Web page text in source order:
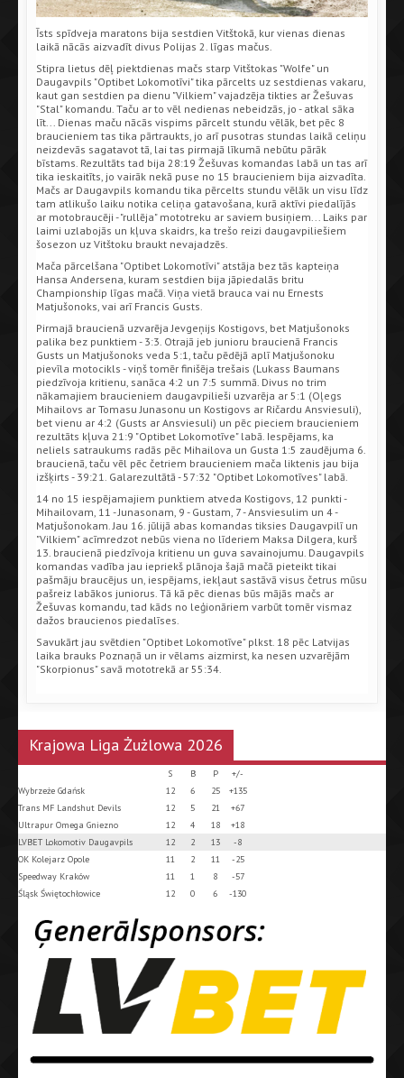
Īsts spīdveja maratons bija sestdien Vitštokā, kur vienas dienas
laikā nācās aizvadīt divus Polijas 2. līgas mačus.
Stipra lietus dēļ piektdienas mačs starp Vitštokas "Wolfe" un
Daugavpils "Optibet Lokomotīvi" tika pārcelts uz sestdienas vakaru,
kaut gan sestdien pa dienu "Vilkiem" vajadzēja tikties ar Žešuvas
"Stal" komandu. Taču ar to vēl nedienas nebeidzās, jo - atkal sāka
līt... Dienas maču nācās vispims pārcelt stundu vēlāk, bet pēc 8
braucieniem tas tika pārtraukts, jo arī pusotras stundas laikā celiņu
neizdevās sagatavot tā, lai tas pirmajā līkumā nebūtu pārāk
bīstams. Rezultāts tad bija 28:19 Žešuvas komandas labā un tas arī
tika ieskaitīts, jo vairāk nekā puse no 15 braucieniem bija aizvadīta.
Mačs ar Daugavpils komandu tika pērcelts stundu vēlāk un visu līdz
tam atlikušo laiku notika celiņa gatavošana, kurā aktīvi piedalījās
ar motobraucēji - "rullēja" mototreku ar saviem busiņiem... Laiks par
laimi uzlabojās un kļuva skaidrs, ka trešo reizi daugavpiliešiem
šosezon uz Vitštoku braukt nevajadzēs.
Mača pārcelšana "Optibet Lokomotīvi" atstāja bez tās kapteiņa
Hansa Andersena, kuram sestdien bija jāpiedalās britu
Championship līgas mačā. Viņa vietā brauca vai nu Ernests
Matjušonoks, vai arī Francis Gusts.
Pirmajā braucienā uzvarēja Jevgeņijs Kostigovs, bet Matjušonoks
palika bez punktiem - 3:3. Otrajā jeb junioru braucienā Francis
Gusts un Matjušonoks veda 5:1, taču pēdējā aplī Matjušonoku
pievīla motocikls - viņš tomēr finišēja trešais (Lukass Baumans
piedzīvoja kritienu, sanāca 4:2 un 7:5 summā. Divus no trim
nākamajiem braucieniem daugavpilieši uzvarēja ar 5:1 (Oļegs
Mihailovs ar Tomasu Junasonu un Kostigovs ar Ričardu Ansviesuli),
bet vienu ar 4:2 (Gusts ar Ansviesuli) un pēc pieciem braucieniem
rezultāts kļuva 21:9 "Optibet Lokomotīve" labā. Iespējams, ka
neliels satraukums radās pēc Mihailova un Gusta 1:5 zaudējuma 6.
braucienā, taču vēl pēc četriem braucieniem mača liktenis jau bija
izšķirts - 39:21. Galarezultātā - 57:32 "Optibet Lokomotīves" labā.
14 no 15 iespējamajiem punktiem atveda Kostigovs, 12 punkti -
Mihailovam, 11 - Junasonam, 9 - Gustam, 7 - Ansviesulim un 4 -
Matjušonokam. Jau 16. jūlijā abas komandas tiksies Daugavpilī un
"Vilkiem" acīmredzot nebūs viena no līderiem Maksa Dilgera, kurš
13. braucienā piedzīvoja kritienu un guva savainojumu. Daugavpils
komandas vadība jau iepriekš plānoja šajā mačā pieteikt tikai
pašmāju braucējus un, iespējams, iekļaut sastāvā visus četrus mūsu
pašreiz labākos juniorus. Tā kā pēc dienas būs mājās mačs ar
Žešuvas komandu, tad kāds no leģionāriem varbūt tomēr vismaz
dažos braucienos piedalīses.
Savukārt jau svētdien "Optibet Lokomotīve" plkst. 18 pēc Latvijas
laika brauks Poznaņā un ir vēlams aizmirst, ka nesen uzvarējām
"Skorpionus" savā mototrekā ar 55:34.
Krajowa Liga Żużlowa 2026
S B P
+/-
Wybrzeże Gdańsk
12 6 25
+135
Trans MF Landshut Devils
12 5 21
+67
Ultrapur Omega Gniezno
12 4 18
+18
LVBET Lokomotiv Daugavpils
12 2 13
-8
OK Kolejarz Opole
11 2 11
-25
Speedway Kraków
11 1 8
-57
Śląsk Świętochłowice
12 0 6 -130